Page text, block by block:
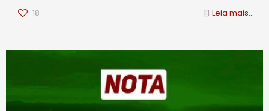
18 Leia mais...